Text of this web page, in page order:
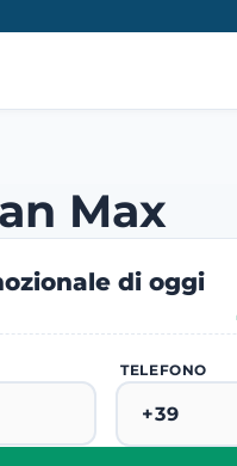
Max
di oggi
TELEFONO